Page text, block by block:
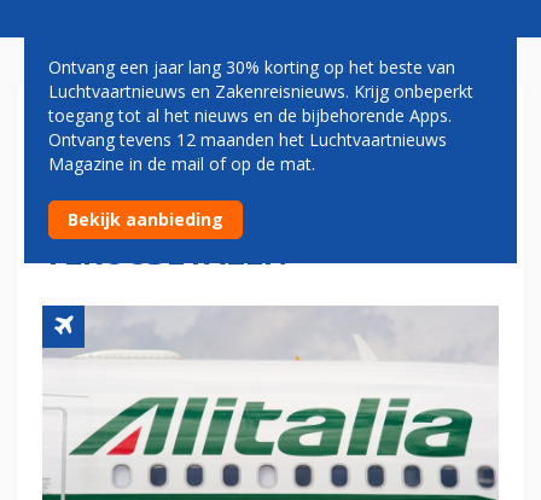
EUROPESE COMMISSIE:
ALITALIA MOET
STAATSLENING
TERUGBETALEN
Ontvang een jaar lang 30% korting op het beste van
Luchtvaartnieuws en Zakenreisnieuws. Krijg onbeperkt
toegang tot al het nieuws en de bijbehorende Apps.
Ontvang tevens 12 maanden het Luchtvaartnieuws
Magazine in de mail of op de mat.
Bekijk aanbieding